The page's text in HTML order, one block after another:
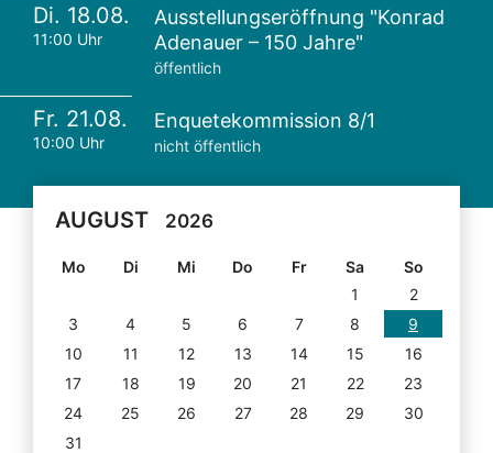
Di. 18.08.
11:00 Uhr
Ausstellungseröffnung "Konrad
Adenauer – 150 Jahre"
öffentlich
Fr. 21.08.
10:00 Uhr
Enquetekommission 8/1
nicht öffentlich
AUGUST 2026
Mo Di Mi Do Fr Sa
So
1
2
3
4 5 6 7 8
9
10
11 12 13 14 15
16
17
18 19 20 21 22
23
24
25 26 27 28 29
30
31